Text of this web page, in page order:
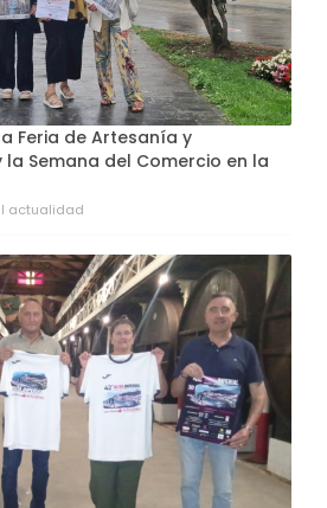
Feria de Artesanía y
Semana del Comercio en la
actualidad